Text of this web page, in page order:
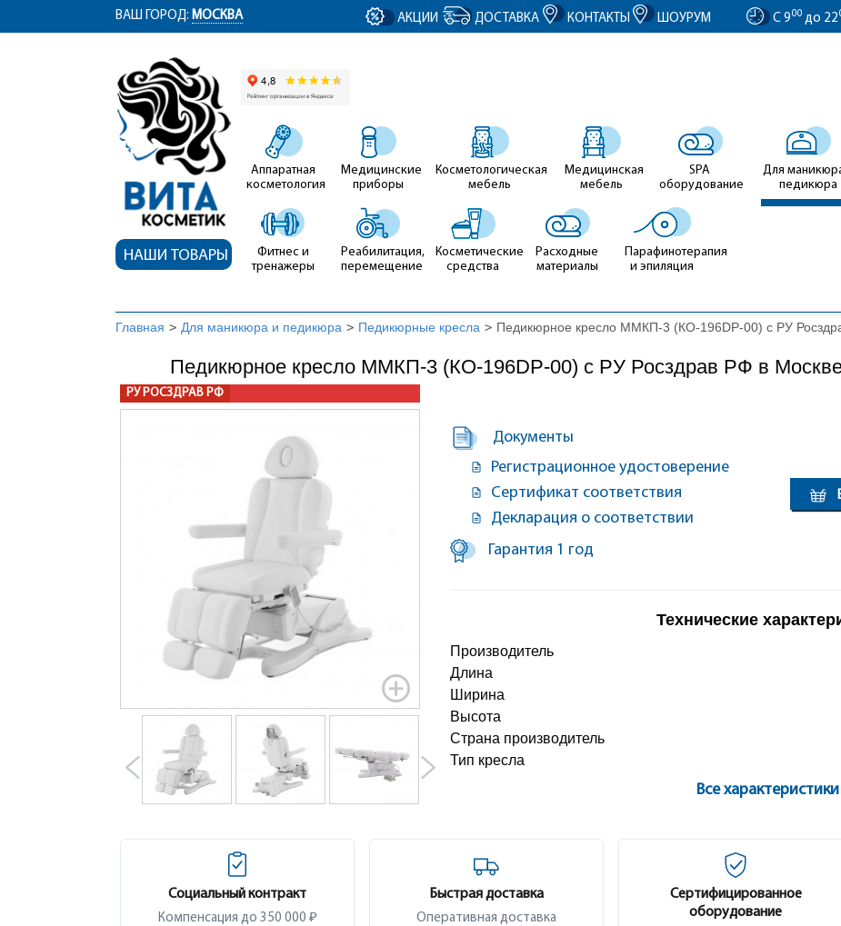
ym(12767704, 'getClientID', function(clientID) { document.getElementById('clientID').value = clientID; });
ВАШ ГОРОД: МОСКВА АКЦИИ ДОСТАВКА КОНТАКТЫ ШОУРУМ С 900 до 22
НАШИ ТОВАРЫ
Аппаратная
косметология
Медицинские
приборы
Косметологическая
мебель
Медицинская
мебель
SPA
оборудование
Для
педикюра
Фитнес и
тренажеры
Реабилитация,
перемещение
Косметические
средства
Расходные
материалы
Парафинотерапия
и эпиляция
Главная > Для маникюра и педикюра > Педикюрные кресла > Педикюрное кресло ММКП-3 (КО-196DP-00) с РУ
Педикюрное кресло ММКП-3 (КО-196DP-00) с РУ Росздрав РФ в
РУ РОСЗДРАВ РФ
Документы
Регистрационное удостоверение
Сертификат соответствия
Декларация о соответствии
Гарантия 1 год
Технические
Производитель
Длина
Ширина
Высота
Страна производитель
Тип кресла
Все характеристики
Социальный контракт
Компенсация до 350 000 ₽
Быстрая доставка
Оперативная доставка
Сертифицированное
оборудование